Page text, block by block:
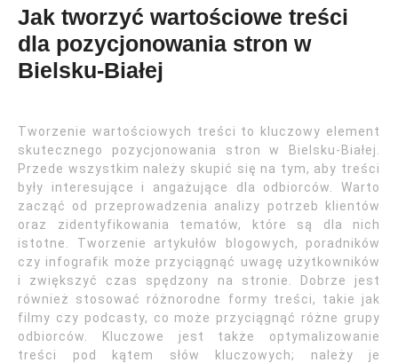
Jak tworzyć wartościowe treści
dla pozycjonowania stron w
Bielsku-Białej
Tworzenie wartościowych treści to kluczowy element
skutecznego pozycjonowania stron w Bielsku-Białej.
Przede wszystkim należy skupić się na tym, aby treści
były interesujące i angażujące dla odbiorców. Warto
zacząć od przeprowadzenia analizy potrzeb klientów
oraz zidentyfikowania tematów, które są dla nich
istotne. Tworzenie artykułów blogowych, poradników
czy infografik może przyciągnąć uwagę użytkowników
i zwiększyć czas spędzony na stronie. Dobrze jest
również stosować różnorodne formy treści, takie jak
filmy czy podcasty, co może przyciągnąć różne grupy
odbiorców. Kluczowe jest także optymalizowanie
treści pod kątem słów kluczowych; należy je